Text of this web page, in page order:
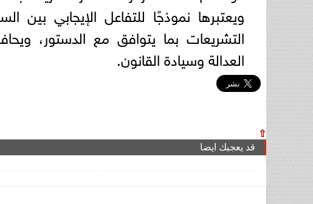
ويعتبرها نموذجًا للتفاعل الإيجابي
التشريعات بما يتوافق مع الدستور،
العدالة وسيادة القانون.
⇧
قد يعجبك ايضا